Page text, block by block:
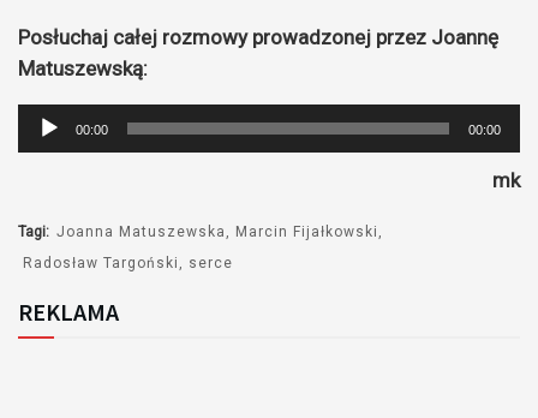
Posłuchaj całej rozmowy prowadzonej przez Joannę
Matuszewską:
Odtwarzacz
plików
00:00 00:00
mk
Tagi: Joanna Matuszewska
Marcin Fijałkowski
Radosław Targoński
serce
REKLAMA